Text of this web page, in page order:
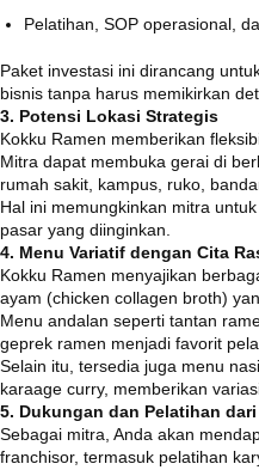
Pelatihan, SOP operasional,
Paket investasi ini dirancang
bisnis tanpa harus memikirkan
3. Potensi Lokasi Strategis
Kokku Ramen memberikan
Mitra dapat membuka gerai di
rumah sakit, kampus, ruko,
Hal ini memungkinkan mitra
pasar yang diinginkan.
4. Menu Variatif dengan Cita
Kokku Ramen menyajikan
ayam (chicken collagen broth)
Menu andalan seperti tantan
geprek ramen menjadi favorit
Selain itu, tersedia juga menu
karaage curry, memberikan
5. Dukungan dan Pelatihan
Sebagai mitra, Anda akan
franchisor, termasuk pelatihan